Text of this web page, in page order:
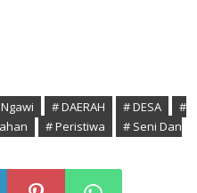
# DAERAH # DESA
#
# Peristiwa
# Seni Dan